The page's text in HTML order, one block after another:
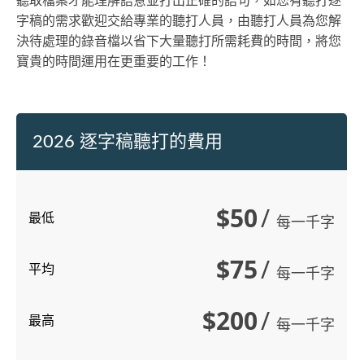
截止日前
化服務歡迎洽談 』
7年服飾
字稿的需求歡迎交給專業的聽打人員，由聽打人員為您解
決待處理的錄音檔以省下大量聽打所需耗費的時間，將您
寶貴的時間運用在更重要的工作！
2026 逐字稿聽打的費用
最低 $50/ 每一千字
平均 $75/ 每一千字
最高 $200/ 每一千字